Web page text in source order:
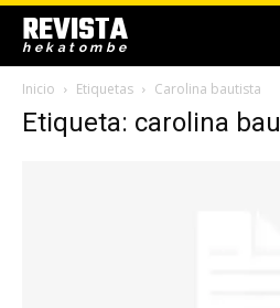
REVISTA
hekatombe
Inicio Etiquetas Carolina bautista
Etiqueta: carolina